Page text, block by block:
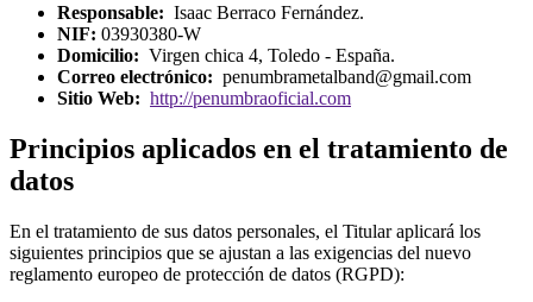
Responsable: Isaac Berraco Fernández.
NIF: 03930380-W
Domicilio: Virgen chica 4, Toledo - España.
Correo electrónico: penumbrametalband@gmail.com
Sitio Web: http://penumbraoficial.com
Principios aplicados en el tratamiento de
datos
En el tratamiento de sus datos personales, el Titular aplicará los
siguientes principios que se ajustan a las exigencias del nuevo
reglamento europeo de protección de datos (RGPD):